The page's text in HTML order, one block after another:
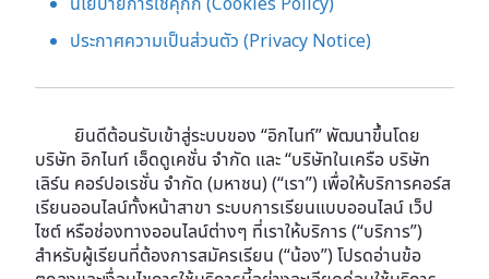
ประกาศความเป็นส่วนตัว (Privacy Notice)
ยินดีต้อนรับเข้าสู่ระบบของ “อิกไนท์” พัฒนาขึ้นโดย
บริษัท อิกไนท์ เอ็ดดูเคชั่น จำกัด และ “บริษัทในเครือ บริษัท
เลิร์น คอร์ปอเรชั่น จำกัด (มหาชน) (“เรา”) เพื่อให้บริการคอร์ส
เรียนออนไลน์ทั้งหน้าสาขา ระบบการเรียนแบบออนไลน์ เว็ป
ไซต์ หรือช่องทางออนไลน์ต่างๆ ที่เราให้บริการ (“บริการ”)
สำหรับผู้เรียนที่ต้องการสมัครเรียน (“น้อง”) โปรดอ่านข้อ